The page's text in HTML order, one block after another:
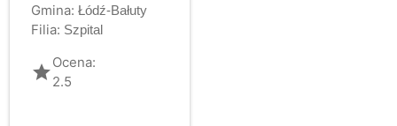
Gmina: Łódź-Bałuty
Filia: Szpital
gradeOcena:
2.5